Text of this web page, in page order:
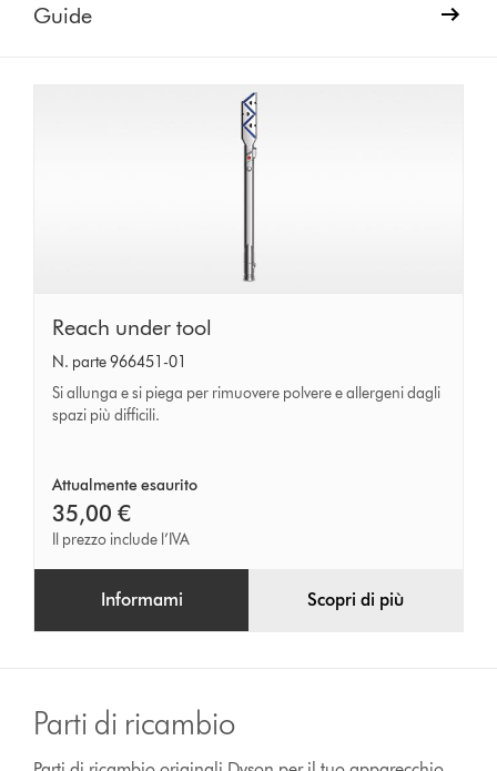
Guide
Reach
under
tool
Reach under tool
N. parte 966451-01
Si allunga e si piega per rimuovere polvere e allergeni dagli
spazi più difficili.
Attualmente esaurito
35,00 €
Il prezzo include l’IVA
Informami Scopri di più
Parti di ricambio